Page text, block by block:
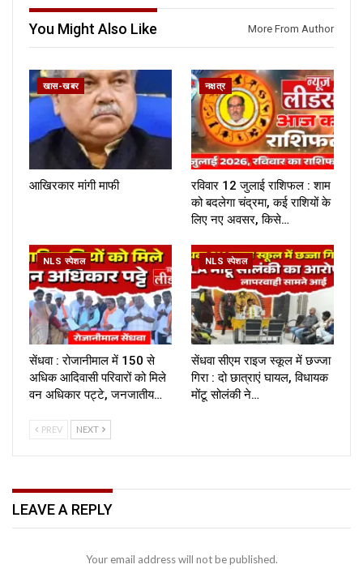
You Might Also Like More From Author
खास-खबर
आखिरकार मांगी माफी
नक्षत्र
रविवार 12 जुलाई राशिफल : शाम
को बदलेगा चंद्रमा, कई राशियों के
लिए नए अवसर, किसे…
NLS स्पेशल
सेंधवा : रोजानीमाल में 150 से
अधिक आदिवासी परिवारों को मिले
वन अधिकार पट्टे, जनजातीय…
NLS स्पेशल
सेंधवा सीएम राइज स्कूल में छज्जा
गिरा : दो छात्राएं घायल, विधायक
मोंटू सोलंकी ने…
PREV NEXT
LEAVE A REPLY
Your email address will not be published.